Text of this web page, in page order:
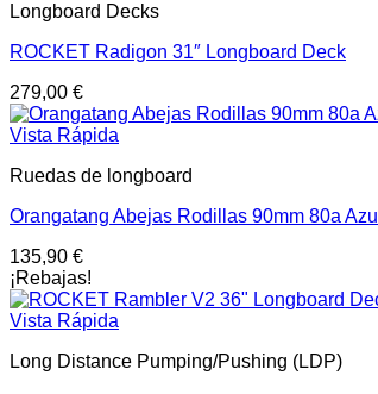
Longboard Decks
ROCKET Radigon 31″ Longboard Deck
279,00 €
Vista Rápida
Ruedas de longboard
Orangatang Abejas Rodillas 90mm 80a Azul
135,90 €
¡Rebajas!
Vista Rápida
Long Distance Pumping/Pushing (LDP)